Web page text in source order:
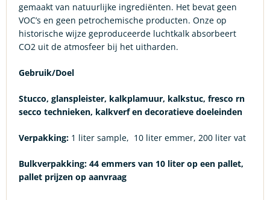
gemaakt van natuurlijke ingrediënten. Het bevat geen
VOC’s en geen petrochemische producten. Onze op
historische wijze geproduceerde luchtkalk absorbeert
CO2 uit de atmosfeer bij het uitharden.
Gebruik/Doel
Stucco, glanspleister, kalkplamuur, kalkstuc, fresco rn
secco technieken, kalkverf en decoratieve doeleinden
Verpakking: 1 liter sample, 10 liter emmer, 200 liter vat
Bulkverpakking: 44 emmers van 10 liter op een pallet,
pallet prijzen op aanvraag